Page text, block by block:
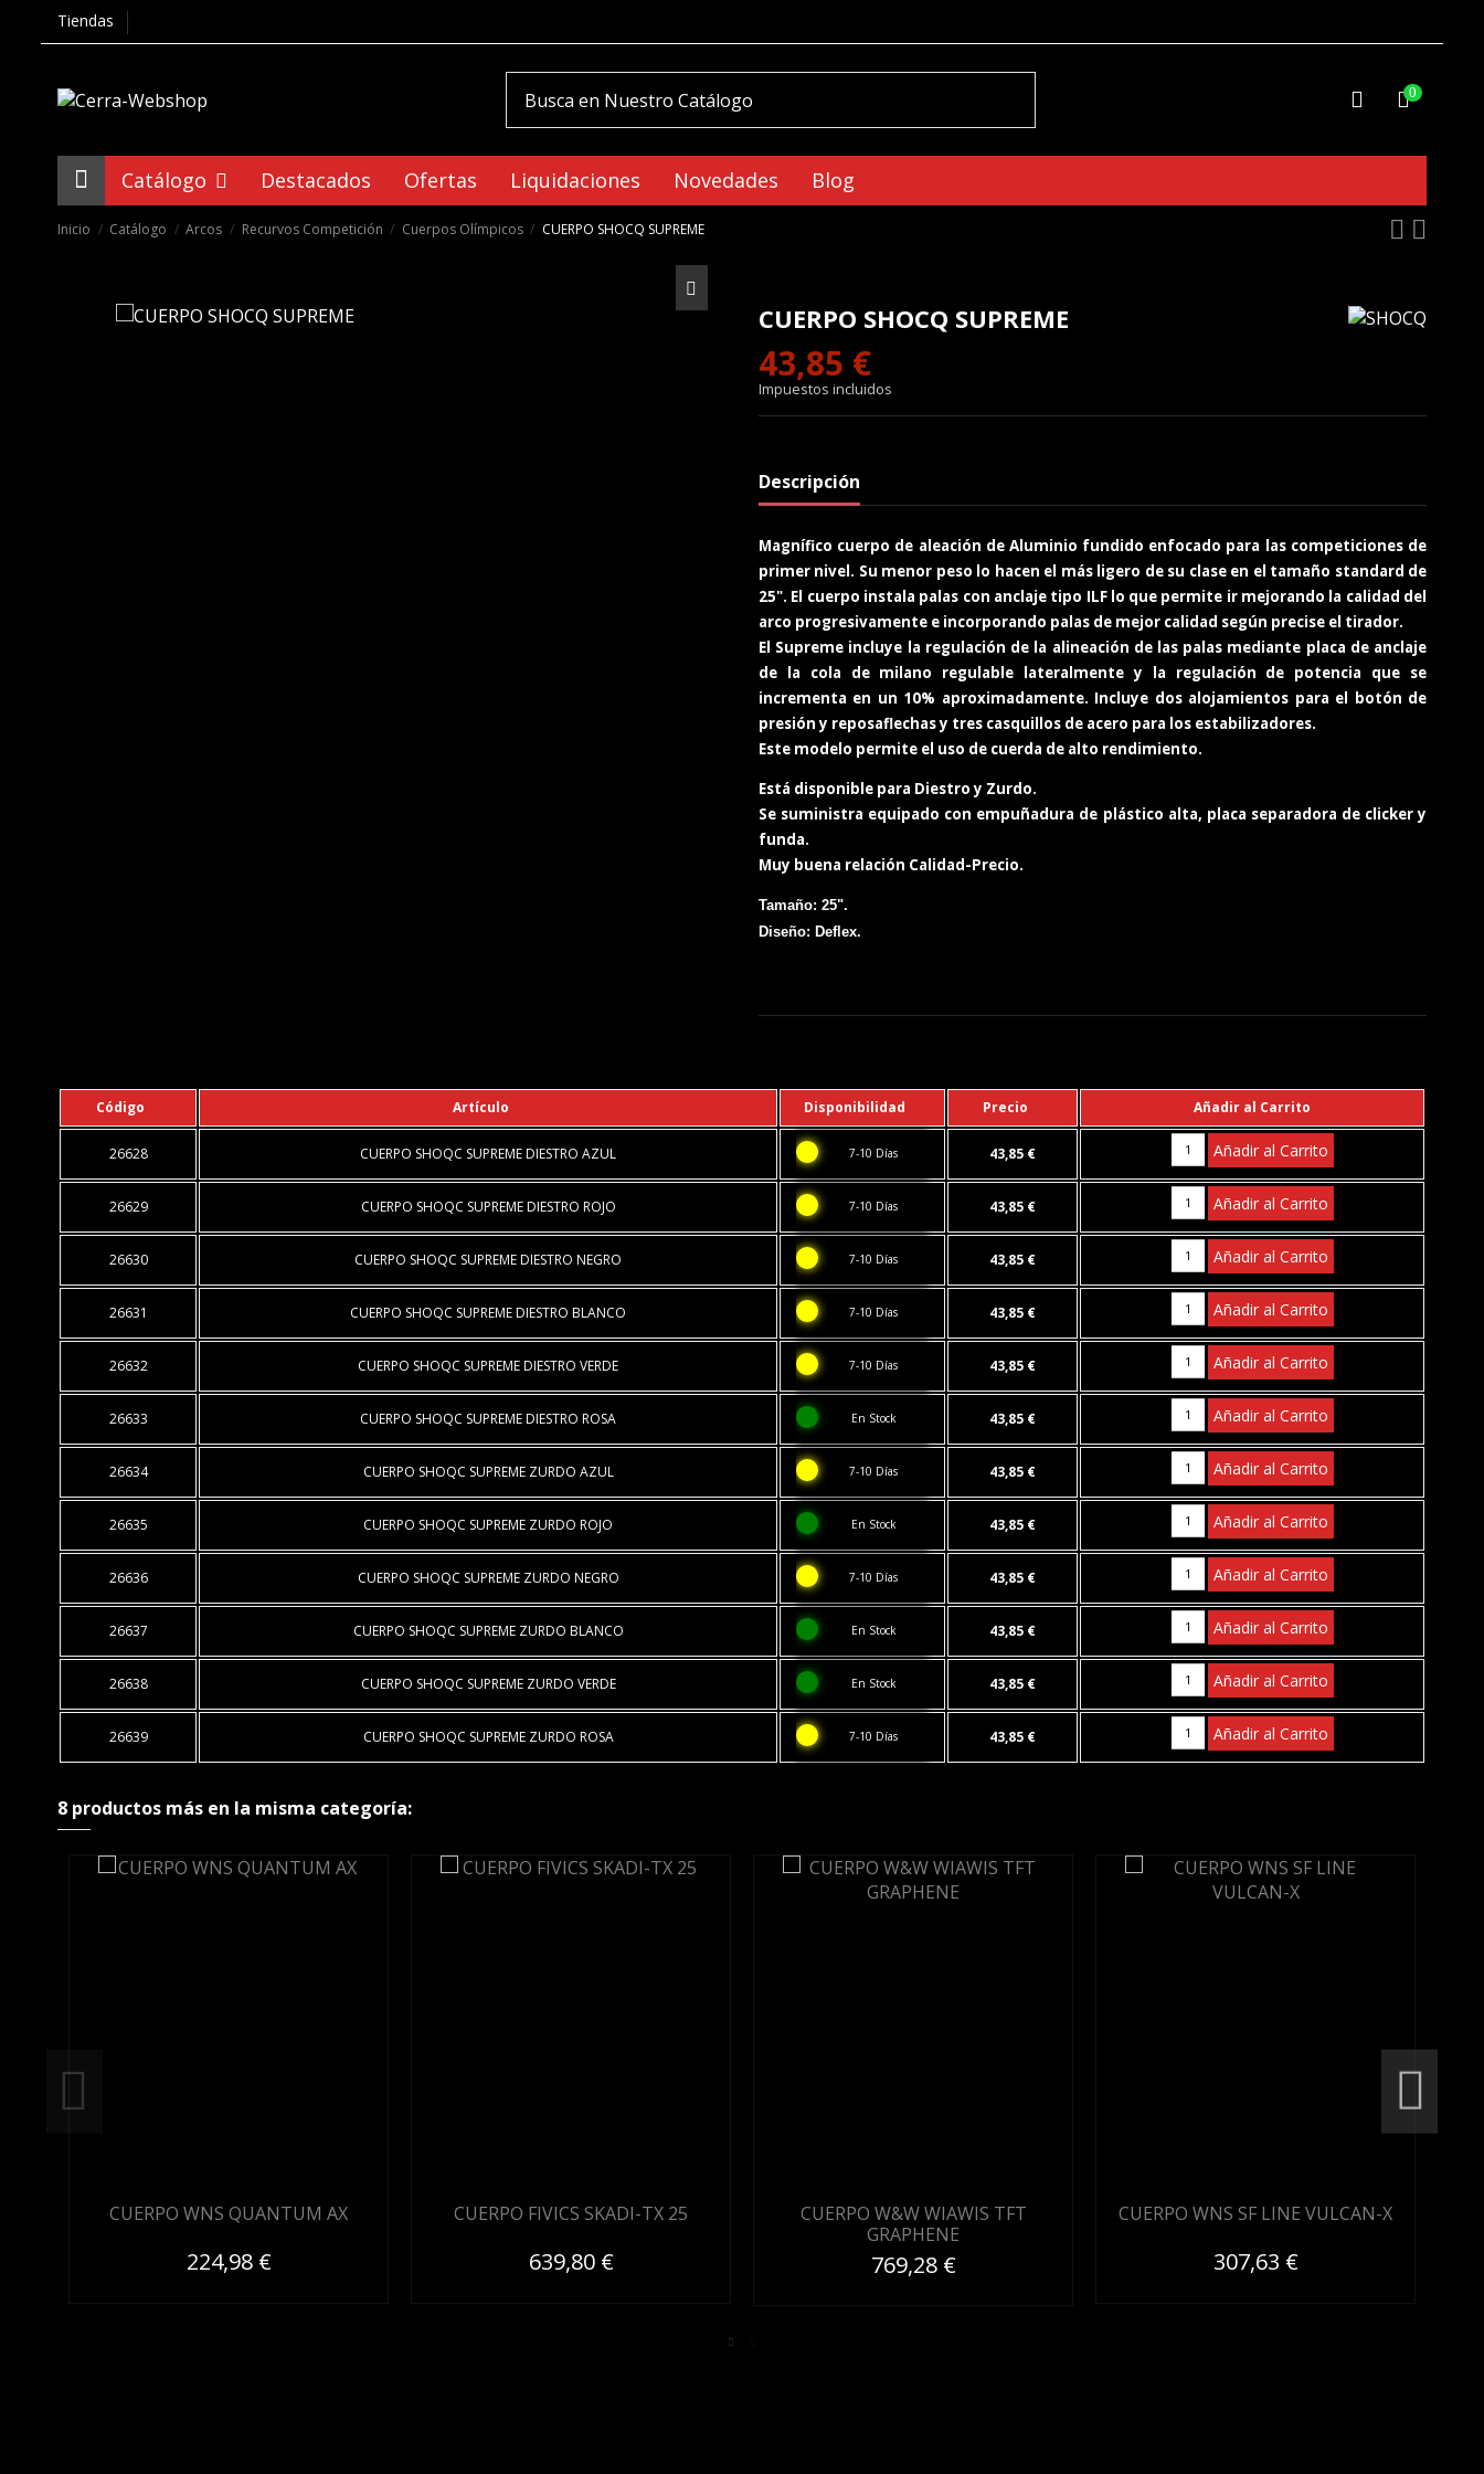
Tiendas
0
Catálogo Destacados Ofertas Liquidaciones Novedades Blog
Inicio Catálogo Arcos Recurvos Competición Cuerpos Olímpicos CUERPO SHOCQ SUPREME
CUERPO SHOCQ SUPREME
43,85 €
Impuestos incluidos
Descripción
Magnífico cuerpo de aleación de Aluminio fundido enfocado para las competiciones de
primer nivel. Su menor peso lo hacen el más ligero de su clase en el tamaño standard de
25". El cuerpo instala palas con anclaje tipo ILF lo que permite ir mejorando la calidad del
arco progresivamente e incorporando palas de mejor calidad según precise el tirador.
El Supreme incluye la regulación de la alineación de las palas mediante placa de anclaje
de la cola de milano regulable lateralmente y la regulación de potencia que se
incrementa en un 10% aproximadamente. Incluye dos alojamientos para el botón de
presión y reposaflechas y tres casquillos de acero para los estabilizadores.
Este modelo permite el uso de cuerda de alto rendimiento.
Está disponible para Diestro y Zurdo.
Se suministra equipado con empuñadura de plástico alta, placa separadora de clicker y
funda.
Muy buena relación Calidad-Precio.
Tamaño: 25".
Diseño: Deflex.
Código Artículo Disponibilidad Precio Añadir al Carrito
26628 CUERPO SHOQC SUPREME DIESTRO AZUL 7-10 Días 43,85 € Añadir al Carrito
26629 CUERPO SHOQC SUPREME DIESTRO ROJO 7-10 Días 43,85 € Añadir al Carrito
26630 CUERPO SHOQC SUPREME DIESTRO NEGRO 7-10 Días 43,85 € Añadir al Carrito
26631 CUERPO SHOQC SUPREME DIESTRO BLANCO 7-10 Días 43,85 € Añadir al Carrito
26632 CUERPO SHOQC SUPREME DIESTRO VERDE 7-10 Días 43,85 € Añadir al Carrito
26633 CUERPO SHOQC SUPREME DIESTRO ROSA En Stock 43,85 € Añadir al Carrito
26634 CUERPO SHOQC SUPREME ZURDO AZUL 7-10 Días 43,85 € Añadir al Carrito
26635 CUERPO SHOQC SUPREME ZURDO ROJO En Stock 43,85 € Añadir al Carrito
26636 CUERPO SHOQC SUPREME ZURDO NEGRO 7-10 Días 43,85 € Añadir al Carrito
26637 CUERPO SHOQC SUPREME ZURDO BLANCO En Stock 43,85 € Añadir al Carrito
26638 CUERPO SHOQC SUPREME ZURDO VERDE En Stock 43,85 € Añadir al Carrito
26639 CUERPO SHOQC SUPREME ZURDO ROSA 7-10 Días 43,85 € Añadir al Carrito
8 productos más en la misma categoría:
CUERPO WNS QUANTUM AX
224,98 €
CUERPO FIVICS SKADI-TX 25
639,80 €
CUERPO W&W WIAWIS TFT
GRAPHENE
769,28 €
CUERPO WNS SF LINE VULCAN-X
307,63 €